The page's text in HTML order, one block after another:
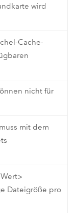
wird
Cache-
nicht für
mit dem
Dateigröße pro